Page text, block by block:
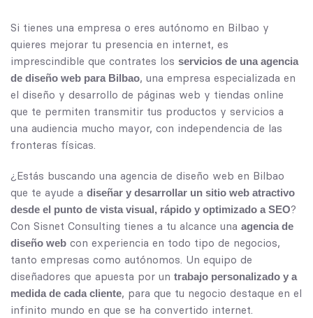
Si tienes una empresa o eres autónomo en Bilbao y
quieres mejorar tu presencia en internet, es
imprescindible que contrates los servicios de una agencia
de diseño web para Bilbao, una empresa especializada en
el diseño y desarrollo de páginas web y tiendas online
que te permiten transmitir tus productos y servicios a
una audiencia mucho mayor, con independencia de las
fronteras físicas.
¿Estás buscando una agencia de diseño web en Bilbao
que te ayude a diseñar y desarrollar un sitio web atractivo
desde el punto de vista visual, rápido y optimizado a SEO?
Con Sisnet Consulting tienes a tu alcance una agencia de
diseño web con experiencia en todo tipo de negocios,
tanto empresas como autónomos. Un equipo de
diseñadores que apuesta por un trabajo personalizado y a
medida de cada cliente, para que tu negocio destaque en el
infinito mundo en que se ha convertido internet.